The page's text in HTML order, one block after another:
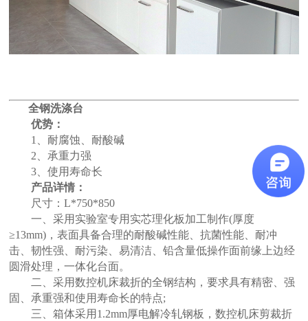
全钢洗涤台
优势：
1、耐腐蚀、耐酸碱
2、承重力强
3、使用寿命长
产品详情：
尺寸：L*750*850
一、采用实验室专用实芯理化板加工制作(厚度
≥13mm)，表面具备合理的耐酸碱性能、抗菌性能、耐冲
击、韧性强、耐污染、易清洁、铅含量低操作面前缘上边经
圆滑处理，一体化台面。
二、采用数控机床裁折的全钢结构，要求具有精密、强
固、承重强和使用寿命长的特点;
三、箱体采用1.2mm厚电解冷轧钢板，数控机床剪裁折